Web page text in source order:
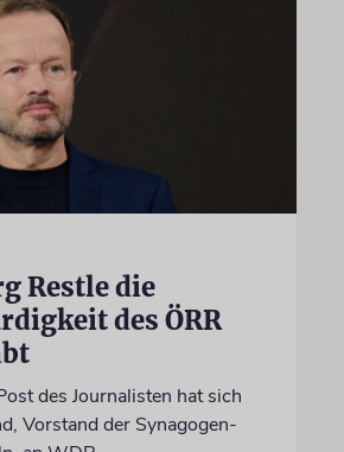
Restle die
des ÖRR
des Journalisten hat sich
Vorstand der Synagogen-